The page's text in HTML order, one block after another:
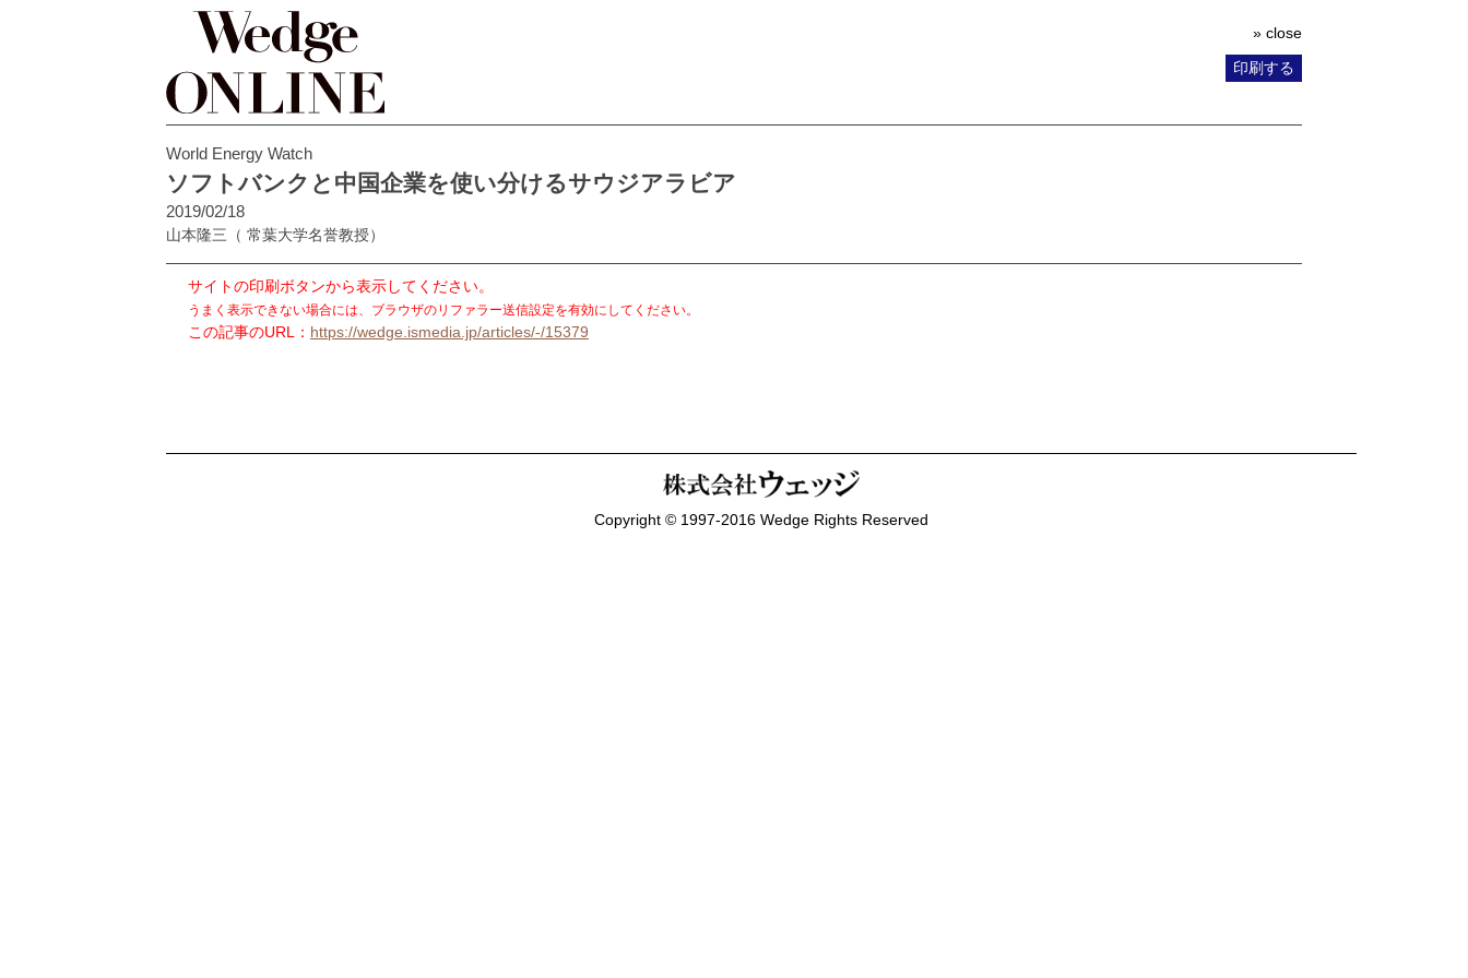
» close
印刷する
World Energy Watch
ソフトバンクと中国企業を使い分けるサウジアラビア
2019/02/18
山本隆三 （ 常葉大学名誉教授）
サイトの印刷ボタンから表示してください。
うまく表示できない場合には、ブラウザのリファラー送信設定を有効にしてください。
この記事のURL： https://wedge.ismedia.jp/articles/-/15379
Copyright © 1997-2016 Wedge Rights Reserved